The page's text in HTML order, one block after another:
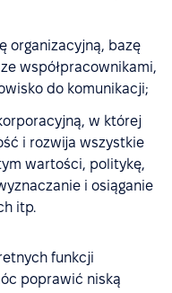
organizacyjną, bazę
współpracownikami,
do komunikacji;
w której
i rozwija wszystkie
wartości, politykę,
i osiąganie
itp.
funkcji
poprawić niską